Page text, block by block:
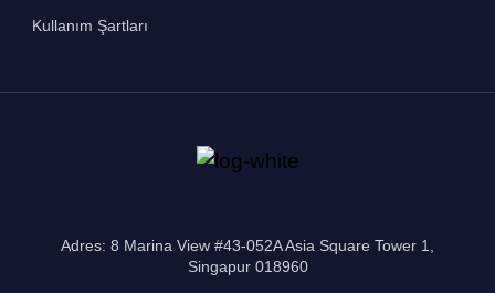
Kullanım Şartları
Adres: 8 Marina View #43-052A Asia Square Tower 1,
Singapur 018960